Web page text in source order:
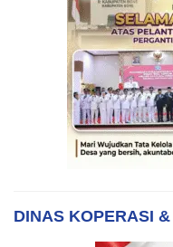
DINAS KOPERASI